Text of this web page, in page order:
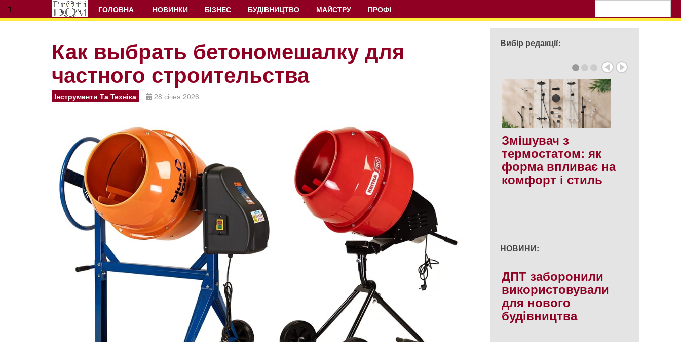
ГОЛОВНА НОВИНКИ БІЗНЕС БУДІВНИЦТВО МАЙСТРУ ПРОФІ
Как выбрать бетономешалку для
частного строительства
Інструменти Та Техніка 28 січня 2026
Вибір редакції:
Змішувач з
термостатом: як
форма впливає на
комфорт і стиль
НОВИНИ:
ДПТ заборонили
використовували
для нового
будiвництва